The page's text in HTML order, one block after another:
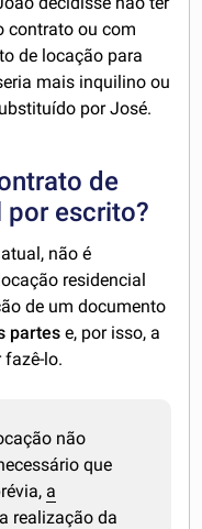
contrato ou com
de locação para
mais inquilino ou
por José.
de
escrito?
não é
residencial
de um documento
partes e, por isso, a
fazê-lo.
não
que
a
realização da